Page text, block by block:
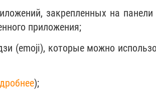
закрепленных на панели
приложения;
(emoji), которые можно
);